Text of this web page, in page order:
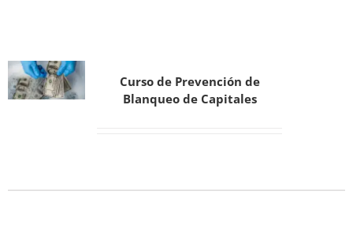
Curso de Prevención de
Blanqueo de Capitales